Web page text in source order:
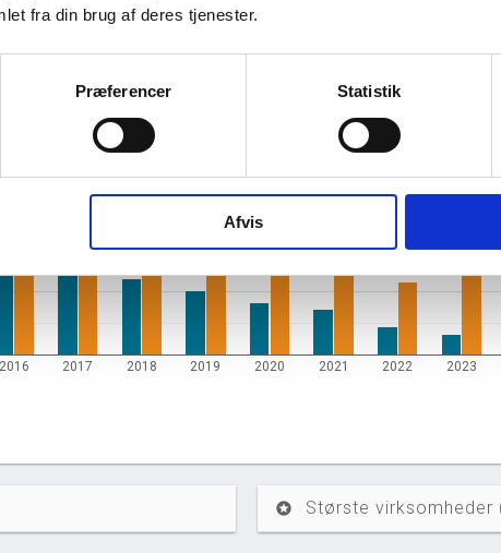
fra din brug af deres tjenester.
Præferencer Statistik
Afvis
2016 2017 2018 2019 2020 2021 2022 2023
stars Største virksomheder